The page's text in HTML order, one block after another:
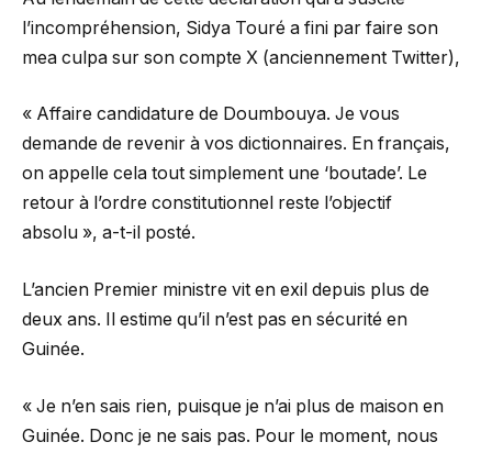
l’incompréhension, Sidya Touré a fini par faire son
mea culpa sur son compte X (anciennement Twitter),
« Affaire candidature de Doumbouya. Je vous
demande de revenir à vos dictionnaires. En français,
on appelle cela tout simplement une ‘boutade’. Le
retour à l’ordre constitutionnel reste l’objectif
absolu », a-t-il posté.
L’ancien Premier ministre vit en exil depuis plus de
deux ans. Il estime qu’il n’est pas en sécurité en
Guinée.
« Je n’en sais rien, puisque je n’ai plus de maison en
Guinée. Donc je ne sais pas. Pour le moment, nous